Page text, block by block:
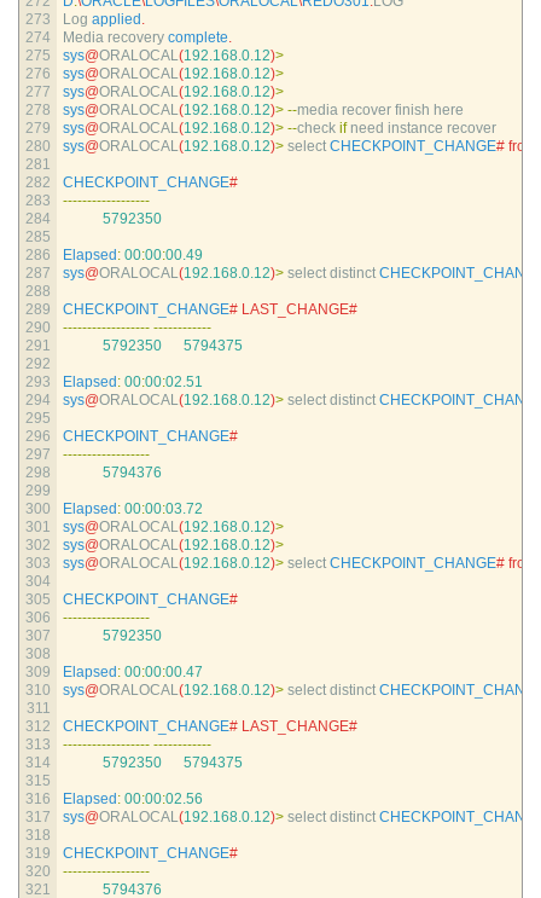
273
274
275
276
277
278
279
280
281
282
283
284
285
286
287
288
289
290
291
292
293
294
295
296
297
298
299
300
301
302
303
304
305
306
307
308
309
310
311
312
313
314
315
316
317
318
319
320
321
Log applied .
Media recovery complete.
sys@ORALOCAL(192.168.0.12)>
sys@ORALOCAL(192.168.0.12)>
sys@ORALOCAL(192.168.0.12)>
sys@ORALOCAL(192.168.0.12)> --media recover finish here
sys@ORALOCAL(192.168.0.12)> --check if need instance recover
sys@ORALOCAL(192.168.0.12)> select CHECKPOINT_CHANGE#
CHECKPOINT_CHANGE#
------------------
5792350
Elapsed : 00:00:00.49
sys@ORALOCAL(192.168.0.12)> select distinct
CHECKPOINT_CHANGE# LAST_CHANGE#
------------------ ------------
5792350
5794375
Elapsed : 00:00:02.51
sys@ORALOCAL(192.168.0.12)> select distinct
CHECKPOINT_CHANGE#
------------------
5794376
Elapsed : 00:00:03.72
sys@ORALOCAL(192.168.0.12)>
sys@ORALOCAL(192.168.0.12)>
sys@ORALOCAL(192.168.0.12)> select CHECKPOINT_CHANGE#
CHECKPOINT_CHANGE#
------------------
5792350
Elapsed : 00:00:00.47
sys@ORALOCAL(192.168.0.12)> select distinct
CHECKPOINT_CHANGE# LAST_CHANGE#
------------------ ------------
5792350
5794375
Elapsed : 00:00:02.56
sys@ORALOCAL(192.168.0.12)> select distinct
CHECKPOINT_CHANGE#
------------------
5794376